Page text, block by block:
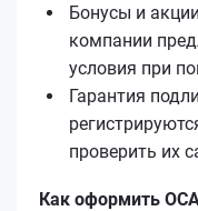
Бонусы и
компании
условия при
Гарантия
проверить их
Как оформить